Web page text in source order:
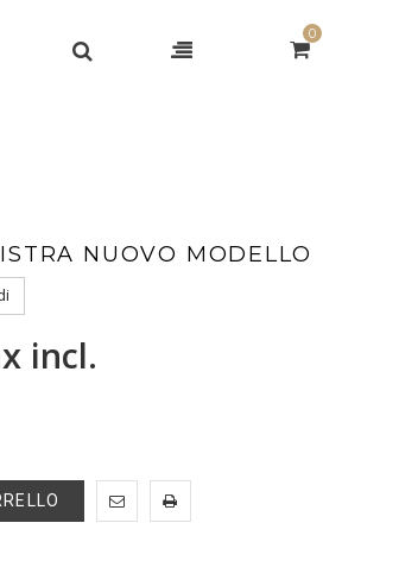
0
NUOVO MODELLO
incl.